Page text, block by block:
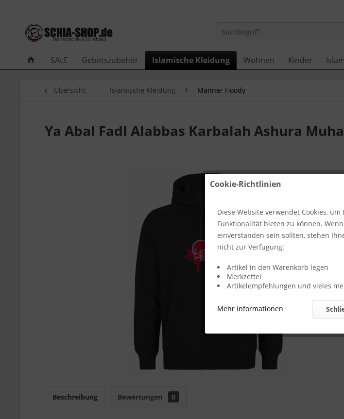
SALE Gebetszubehör Islamische Kleidung Wohnen Kinder
Übersicht Islamische Kleidung Männer Hoody
Ya Abal Fadl Alabbas Karbalah Ashura
Beschreibung Bewertungen 0
Cookie-Richtlinien
Diese Website verwendet Cookies,
Funktionalität bieten zu können.
einverstanden sein sollten, stehen
nicht zur Verfügung:
Artikel in den Warenkorb legen
Merkzettel
Artikelempfehlungen und vieles
Mehr Informationen